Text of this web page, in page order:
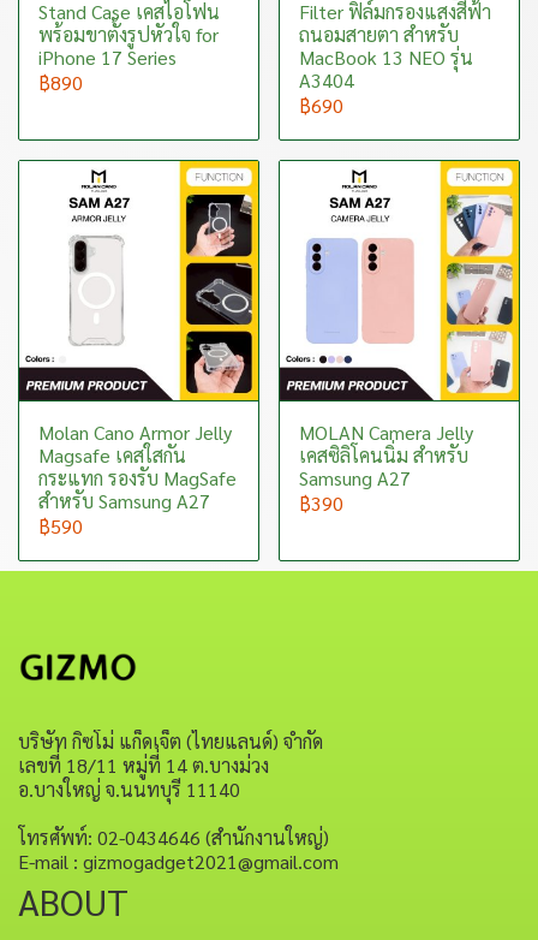
Stand Case เคสไอโฟน
พร้อมขาตั้งรูปหัวใจ for
iPhone 17 Series
฿890
Filter ฟิล์มกรองแสงสีฟ้า
ถนอมสายตา สำหรับ
MacBook 13 NEO รุ่น
A3404
฿690
Molan Cano Armor Jelly
Magsafe เคสใสกัน
กระแทก รองรับ MagSafe
สำหรับ Samsung A27
฿590
MOLAN Camera Jelly
เคสซิลิโคนนิ่ม สำหรับ
Samsung A27
฿390
บริษัท กิซโม่ แก็ดเจ็ต (ไทยแลนด์) จำกัด
เลขที่ 18/11 หมู่ที่ 14 ต.บางม่วง
อ.บางใหญ่ จ.นนทบุรี 11140
โทรศัพท์: 02-0434646 (สำนักงานใหญ่)
E-mail : gizmogadget2021@gmail.com
ABOUT